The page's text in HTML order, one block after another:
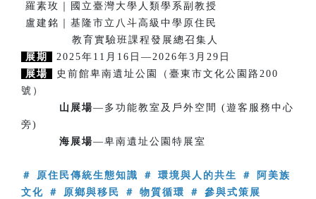
羅素玫｜國立臺灣大學人類學系副教授
盧建銘｜基隆市立八斗高級中學原住民
教育實驗班課程發展總召集人
展期
2025年11月16日—2026年3月29日
展場
史前館卑南遺址公園（臺東市文化公園路200
號）
山展場—多功能教室及戶外空間 (遊客服務中心
旁)
海展場—卑南遺址公園特展室
＃ 原住民傳統生態知識 ＃ 環境與人的共生 ＃ 阿美族
文化 ＃ 原鄉與移民 ＃ 物質循環 ＃ 參與式策展